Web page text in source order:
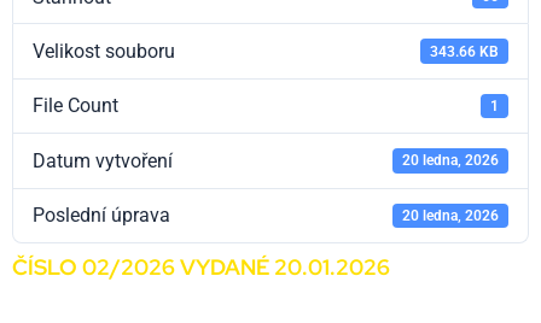
Velikost souboru 343.66 KB
File Count 1
Datum vytvoření 20 ledna, 2026
Poslední úprava 20 ledna, 2026
ČÍSLO 02/2026 VYDANÉ 20.01.2026